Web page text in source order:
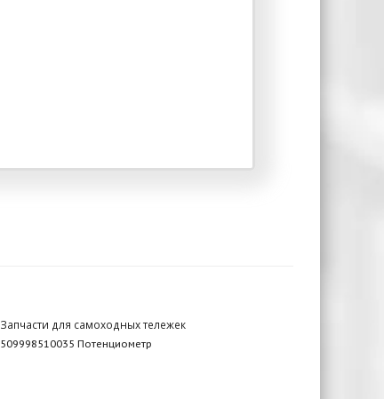
Запчасти для самоходных тележек
509998510035 Потенциометр